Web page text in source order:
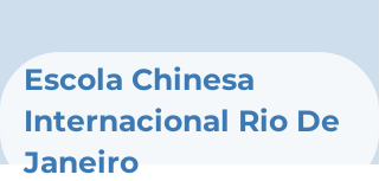
Escola Chinesa
Internacional Rio De
Janeiro